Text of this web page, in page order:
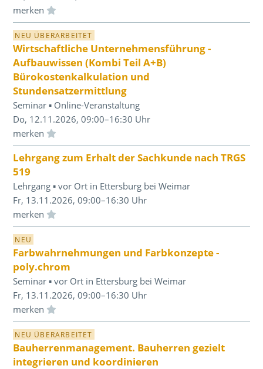
Einloggen und Merkliste benutzen
NEU ÜBERARBEITET
Wirtschaftliche Unternehmensführung -
Aufbauwissen (Kombi Teil A+B)
Bürokostenkalkulation und
Stundensatzermittlung
Seminar ▪ Online-Veranstaltung
Do, 12.11.2026, 09:00–16:30 Uhr
Einloggen und Merkliste benutzen
Lehrgang zum Erhalt der Sachkunde nach TRGS
519
Lehrgang ▪ vor Ort in Ettersburg bei Weimar
Fr, 13.11.2026, 09:00–16:30 Uhr
Einloggen und Merkliste benutzen
NEU
Farbwahrnehmungen und Farbkonzepte -
poly.chrom
Seminar ▪ vor Ort in Ettersburg bei Weimar
Fr, 13.11.2026, 09:00–16:30 Uhr
Einloggen und Merkliste benutzen
NEU ÜBERARBEITET
Bauherrenmanagement. Bauherren gezielt
integrieren und koordinieren